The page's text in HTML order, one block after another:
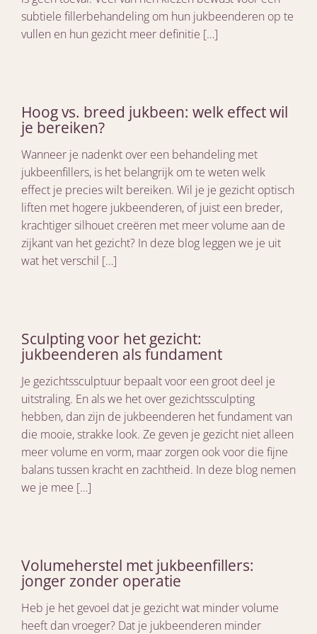
subtiele fillerbehandeling om hun jukbeenderen op te
vullen en hun gezicht meer definitie […]
Hoog vs. breed jukbeen: welk effect wil
je bereiken?
Wanneer je nadenkt over een behandeling met
jukbeenfillers, is het belangrijk om te weten welk
effect je precies wilt bereiken. Wil je je gezicht optisch
liften met hogere jukbeenderen, of juist een breder,
krachtiger silhouet creëren met meer volume aan de
zijkant van het gezicht? In deze blog leggen we je uit
wat het verschil […]
Sculpting voor het gezicht:
jukbeenderen als fundament
Je gezichtssculptuur bepaalt voor een groot deel je
uitstraling. En als we het over gezichtssculpting
hebben, dan zijn de jukbeenderen het fundament van
die mooie, strakke look. Ze geven je gezicht niet alleen
meer volume en vorm, maar zorgen ook voor die fijne
balans tussen kracht en zachtheid. In deze blog nemen
we je mee […]
Volumeherstel met jukbeenfillers:
jonger zonder operatie
Heb je het gevoel dat je gezicht wat minder volume
heeft dan vroeger? Dat je jukbeenderen minder